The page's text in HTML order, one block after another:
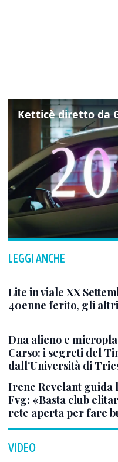
LEGGI ANCHE
Lite in viale XX
40enne ferito, gli
Dna alieno e
Carso: i segreti del
dall'Università di
Irene Revelant guida
Fvg: «Basta club
rete aperta per fare
VIDEO